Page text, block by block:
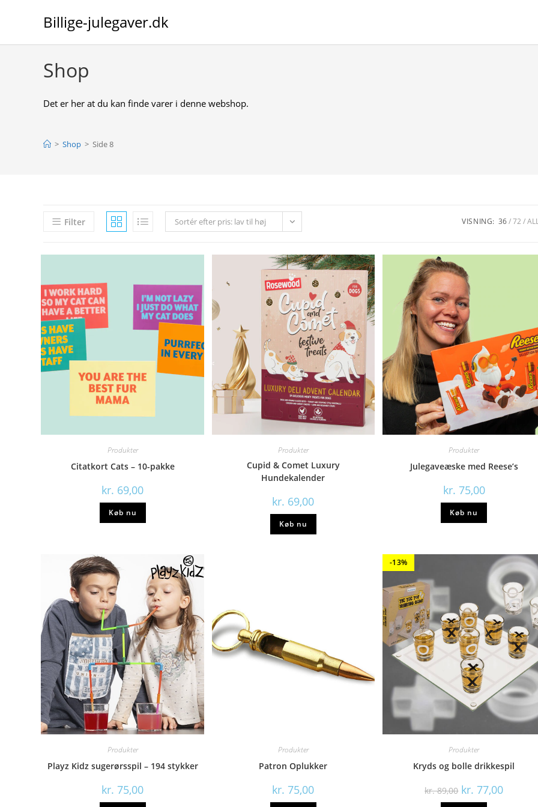
Billige-julegaver.dk
Shop
Det er her at du kan finde varer i denne webshop.
> Shop > Side 8
Filter Sortér efter pris: lav til høj VISNING: 36 72
Produkter
Citatkort Cats – 10-pakke
kr. 69,00
Køb nu
Produkter
Cupid & Comet Luxury
Hundekalender
kr. 69,00
Køb nu
Produkter
Julegaveæske med Reese’s
kr. 75,00
Køb nu
Produkter
Playz Kidz sugerørsspil – 194 stykker
kr. 75,00
Produkter
Patron Oplukker
kr. 75,00
-13%
Produkter
Kryds og bolle drikkespil
kr.89,00 Den
oprindelige
pris
kr. 77,00Den